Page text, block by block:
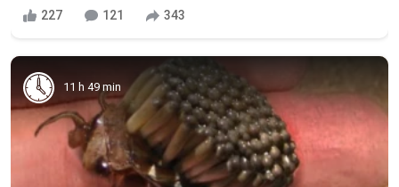
227 121 343
11 h 49 min